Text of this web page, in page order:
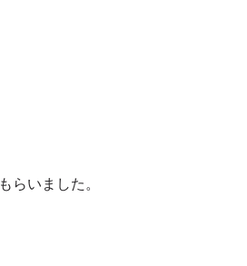
いました。